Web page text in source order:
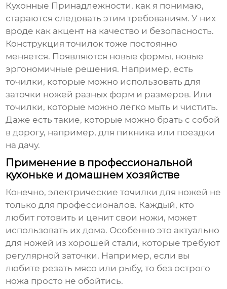
Кухонные Принадлежности, как я понимаю,
стараются следовать этим требованиям. У них
вроде как акцент на качество и безопасность.
Конструкция точилок тоже постоянно
меняется. Появляются новые формы, новые
эргономичные решения. Например, есть
точилки, которые можно использовать для
заточки ножей разных форм и размеров. Или
точилки, которые можно легко мыть и чистить.
Даже есть такие, которые можно брать с собой
в дорогу, например, для пикника или поездки
на дачу.
Применение в профессиональной
кухоньке и домашнем хозяйстве
Конечно,электрические точилки для ножей не
только для профессионалов. Каждый, кто
любит готовить и ценит свои ножи, может
использовать их дома. Особенно это актуально
для ножей из хорошей стали, которые требуют
регулярной заточки. Например, если вы
любите резать мясо или рыбу, то без острого
ножа просто не обойтись.